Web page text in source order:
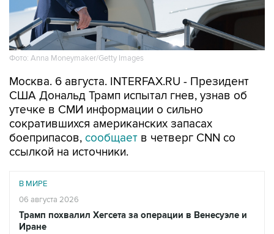
Фото: Anna Moneymaker/Getty Images
Москва. 6 августа. INTERFAX.RU - Президент
США Дональд Трамп испытал гнев, узнав об
утечке в СМИ информации о сильно
сократившихся американских запасах
боеприпасов, сообщает в четверг CNN со
ссылкой на источники.
В МИРЕ
06 августа 2026
Трамп похвалил Хегсета за операции в Венесуэле и
Иране